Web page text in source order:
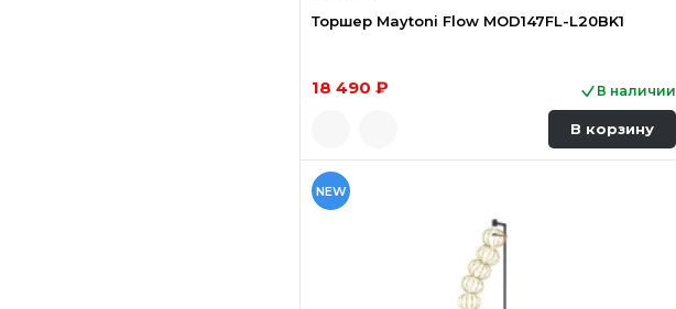
Торшер Maytoni Flow MOD147FL-L20BK1
18 490 ₽ В наличии
В корзину
NEW